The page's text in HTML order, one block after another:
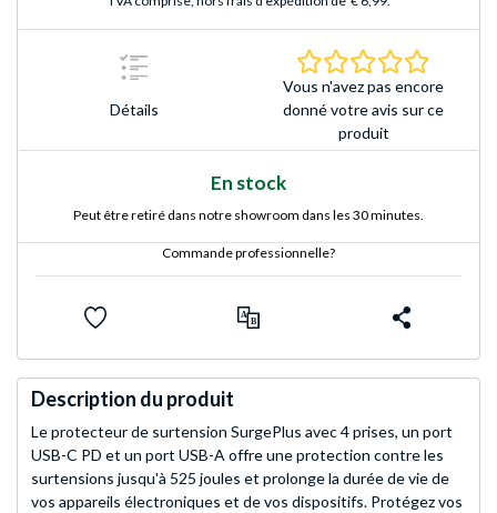
Détails
Vous n'avez pas encore
donné votre avis sur ce
produit
En stock
Peut être retiré dans notre showroom dans les 30 minutes.
Commande professionnelle?
Description du produit
Le protecteur de surtension SurgePlus avec 4 prises, un port
USB-C PD et un port USB-A offre une protection contre les
surtensions jusqu'à 525 joules et prolonge la durée de vie de
vos appareils électroniques et de vos dispositifs. Protégez vos